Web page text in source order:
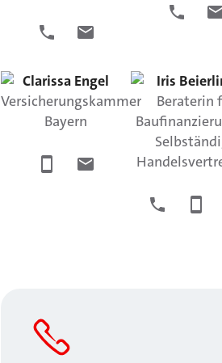
Clarissa Engel
Versicherungskammer
Bayern
Iris
Beraterin